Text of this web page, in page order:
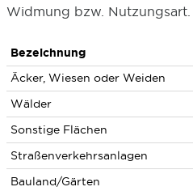
Widmung bzw. Nutzungsart.
Bezeichnung
Äcker, Wiesen oder Weiden
Wälder
Sonstige Flächen
Straßenverkehrsanlagen
Bauland/Gärten